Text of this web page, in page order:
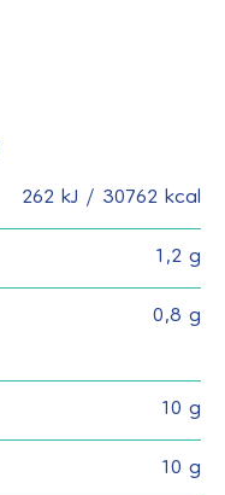
262 kJ / 30762 kcal
1,2 g
0,8 g
10 g
10 g